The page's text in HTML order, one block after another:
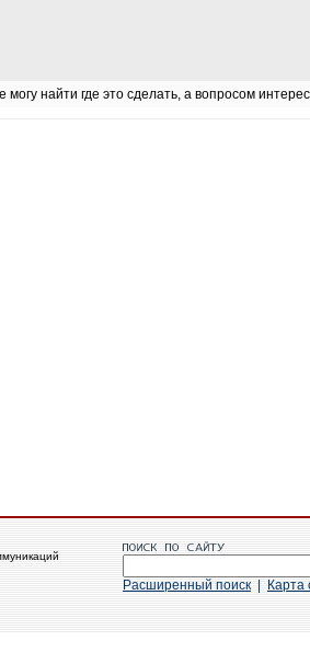
найти где это сделать, а вопросом
Расширенный поиск Карта